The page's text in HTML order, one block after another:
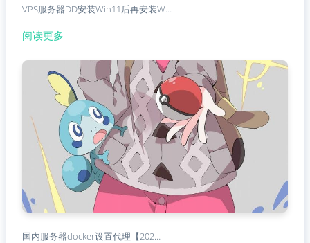
VPS服务器DD安装Win11后再安装W…
阅读更多
国内服务器docker设置代理【202…